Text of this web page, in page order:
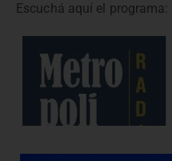
Escuchá aquí el programa: